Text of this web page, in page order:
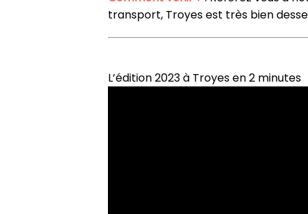
transport, Troyes est très bien
L’édition 2023 à Troyes en 2 minutes